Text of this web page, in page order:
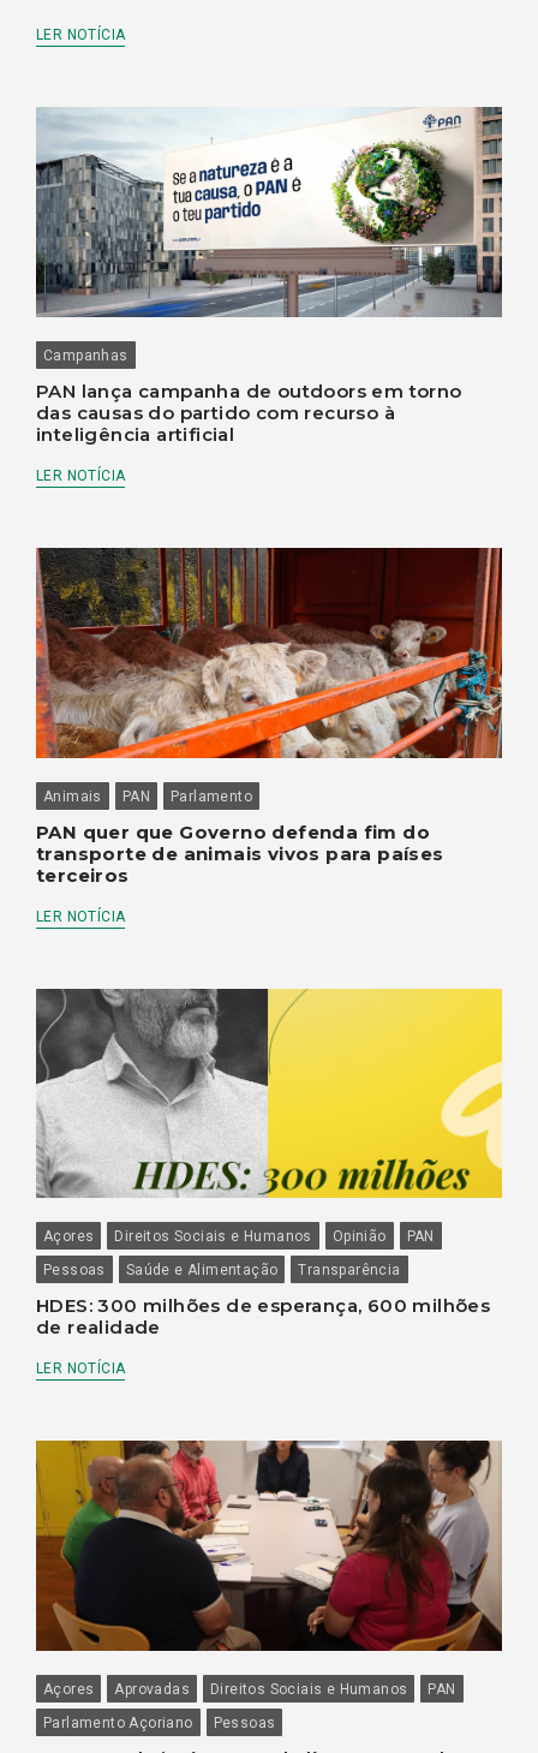
LER NOTÍCIA
Campanhas
PAN lança campanha de outdoors em torno
das causas do partido com recurso à
inteligência artificial
LER NOTÍCIA
Animais PAN Parlamento
PAN quer que Governo defenda fim do
transporte de animais vivos para países
terceiros
LER NOTÍCIA
Açores Direitos Sociais e Humanos Opinião
PAN
Pessoas
Saúde e Alimentação Transparência
HDES: 300 milhões de esperança, 600 milhões
de realidade
LER NOTÍCIA
Açores Aprovadas Direitos Sociais e Humanos
PAN
Parlamento Açoriano
Pessoas